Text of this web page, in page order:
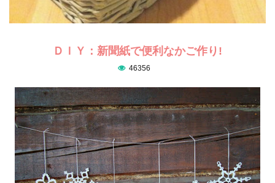
ＤＩＹ：新聞紙で便利なかご作り!
46356